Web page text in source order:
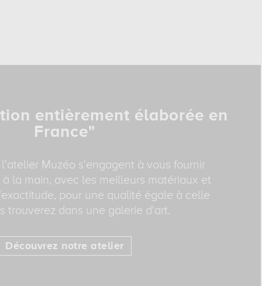
entièrement élaborée en
France"
l'atelier Muzéo s'engagent à vous fournir
la main, avec les meilleurs matériaux et
pour une qualité égale à celle
trouverez dans une galerie d'art.
Découvrez notre atelier